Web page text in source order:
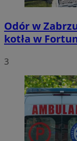
Odór w
kotła w
3